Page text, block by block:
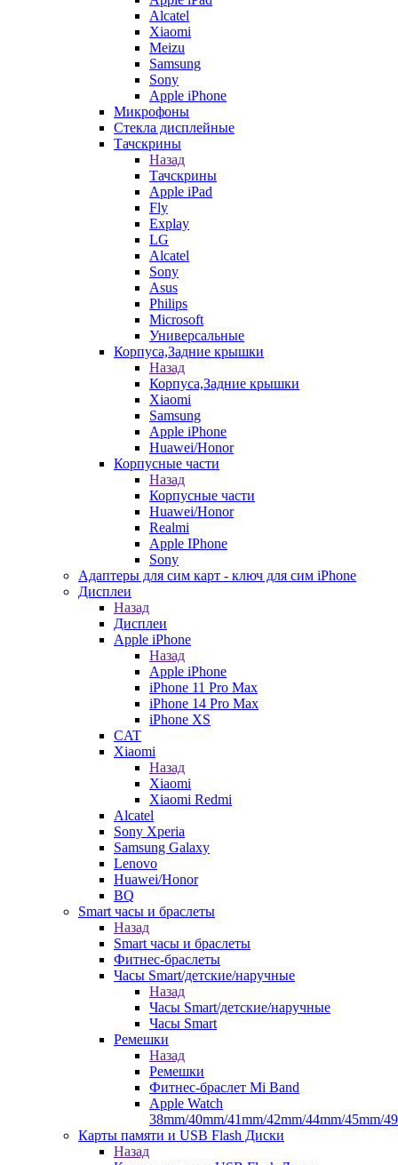
Alcatel
Xiaomi
Meizu
Samsung
Sony
Apple iPhone
Микрофоны
Стекла дисплейные
Тачскрины
Назад
Тачскрины
Apple iPad
Fly
Explay
LG
Alcatel
Sony
Asus
Philips
Microsoft
Универсальные
Корпуса,Задние крышки
Назад
Корпуса,Задние крышки
Xiaomi
Samsung
Apple iPhone
Huawei/Honor
Корпусные части
Назад
Корпусные части
Huawei/Honor
Realmi
Apple IPhone
Sony
Адаптеры для сим карт - ключ для сим iPhone
Дисплеи
Назад
Дисплеи
Apple iPhone
Назад
Apple iPhone
iPhone 11 Pro Max
iPhone 14 Pro Max
iPhone XS
CAT
Xiaomi
Назад
Xiaomi
Xiaomi Redmi
Alcatel
Sony Xperia
Samsung Galaxy
Lenovo
Huawei/Honor
BQ
Smart часы и браслеты
Назад
Smart часы и браслеты
Фитнес-браслеты
Часы Smart/детские/наручные
Назад
Часы Smart/детские/наручные
Часы Smart
Ремешки
Назад
Ремешки
Фитнес-браслет Mi Band
Apple Watch
38mm/40mm/41mm/42mm/44mm/45mm/
Карты памяти и USB Flash Диски
Назад